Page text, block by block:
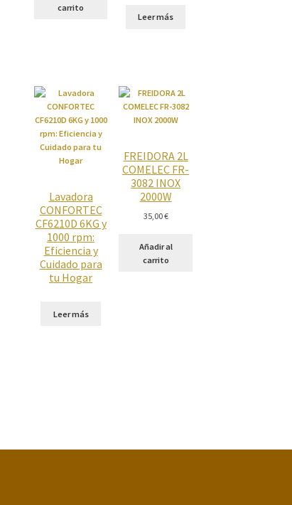
carrito
Leer más
Lavadora
CONFORTEC
CF6210D 6KG y
1000 rpm:
Eficiencia y
Cuidado para
tu Hogar
Leer más
FREIDORA 2L
COMELEC FR-
3082 INOX
2000W
35,00€
Añadir al
carrito